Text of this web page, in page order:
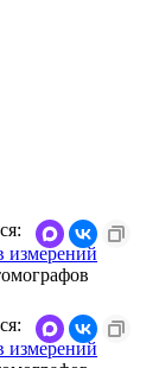
измерений
измерений